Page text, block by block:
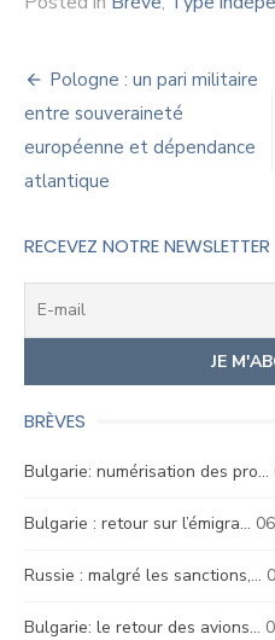
Navigation
de
l’article
Pologne : un pari militaire
entre souveraineté
européenne et dépendance
atlantique
RECEVEZ NOTRE NEWSLETTER
BRÈVES
Bulgarie: numérisation des pro…
Bulgarie : retour sur l’émigra…
Russie : malgré les sanctions,…
Bulgarie: le retour des avions…